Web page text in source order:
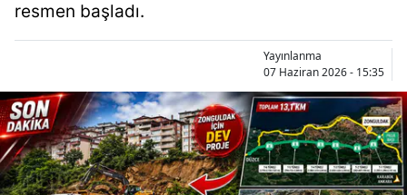
resmen başladı.
Yayınlanma
07 Haziran 2026 - 15:35